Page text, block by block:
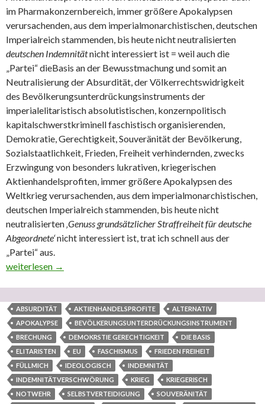
im Pharmakonzernbereich, immer größere Apokalypsen
verursachenden, aus dem imperialmonarchistischen, deutschen
Imperialreich stammenden, bis heute nicht neutralisierten
deutschen Indemnitätnicht interessiert ist = weil auch die
„Partei“ dieBasis an der Bewusstmachung und somit an
Neutralisierung der Absurdität, der Völkerrechtswidrigkeit
des Bevölkerungsunterdrückungsinstruments der
imperialelitaristisch absolutistischen, konzernpolitisch
kapitalschwerstkriminell faschistisch organisierenden,
Demokratie, Gerechtigkeit, Souveränität der Bevölkerung,
Sozialstaatlichkeit, Frieden, Freiheit verhindernden, zwecks
Erzwingung von besonders lukrativen, kriegerischen
Aktienhandelsprofiten, immer größere Apokalypsen des
Weltkrieg verursachenden, aus dem imperialmonarchistischen,
deutschen Imperialreich stammenden, bis heute nicht
neutralisierten‚Genuss grundsätzlicher Straffreiheit für deutsche
Abgeordnete‘nicht interessiert ist, trat ich schnell aus der
„Partei“ aus.
Arbeiten hier alle „Elitaristen“ gegen die Bevölkerungen auf die
weiterlesen →
ABSURDITÄT AKTIENHANDELSPROFITE
ALTERNATIV
APOKALYPSE
BEVÖLKERUNGSUNTERDRÜCKUNGSINSTRUMENT
BRECHUNG
DEMOKRSTIE GERECHTIGKEIT
DIE BASIS
ELITARISTEN
EU FASCHISMUS
FRIEDEN FREIHEIT
FÜLLMICH
IDEOLOGISCH
INDEMNITÄT
INDEMNITÄTVERSCHWÖRUNG
KRIEG
KRIEGERISCH
NOTWEHR
SELBSTVERTEIDIGUNG
SOUVERÄNITÄT